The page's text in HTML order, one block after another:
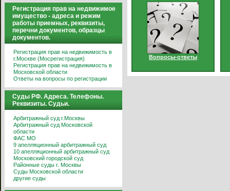
Регистрация прав на недвижимое
имущество - адреса и режим
работы приемных, реквизиты,
перечни документов, образцы
документов.
Регистрация прав на недвижимость в
г.Москве (Мосрегистрация)
Регистрация прав на недвижимость в
Московской области
Ответы на вопросы по регистрации
Суды РФ. Адреса. Телефоны.
Реквизиты. Судьи.
Арбитражный суд г.Москвы
Арбитражный суд Московской
области
ФАС МО
9 апелляционный арбитражный суд
10 апелляционный арбитражный суд
Московский городской суд
Районные суды г. Москвы
Суды Московской области
другие суды
Вопросы-ответы